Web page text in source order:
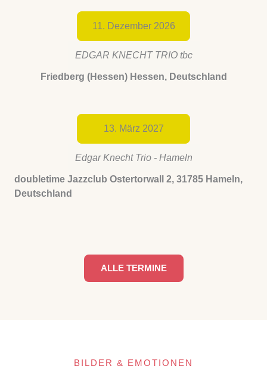
11. Dezember 2026
EDGAR KNECHT TRIO tbc
Friedberg (Hessen) Hessen, Deutschland
13. März 2027
Edgar Knecht Trio - Hameln
doubletime Jazzclub Ostertorwall 2, 31785 Hameln,
Deutschland
ALLE TERMINE
BILDER & EMOTIONEN